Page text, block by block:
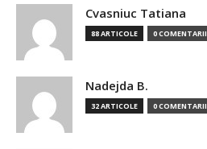
Cvasniuc Tatiana
88 ARTICOLE 0 COMENTARII
Nadejda B.
32 ARTICOLE 0 COMENTARII